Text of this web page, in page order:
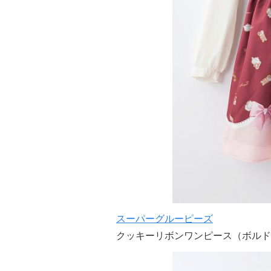
スーパーグルーピーズ
クッキーリボンワンピース（ボル